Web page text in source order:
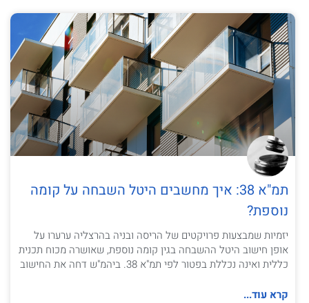
תמ"א 38: איך מחשבים היטל השבחה על קומה
נוספת?
יזמיות שמבצעות פרויקטים של הריסה ובניה בהרצליה ערערו על
אופן חישוב היטל ההשבחה בגין קומה נוספת, שאושרה מכוח תכנית
כללית ואינה נכללת בפטור לפי תמ"א 38. ביהמ"ש דחה את החישוב
קרא עוד...